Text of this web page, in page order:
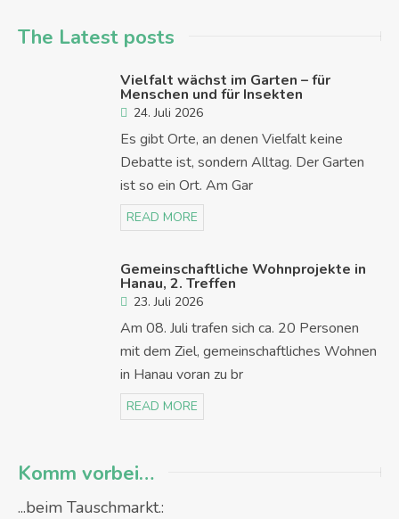
The Latest posts
Vielfalt wächst im Garten – für
Menschen und für Insekten
24. Juli 2026
Es gibt Orte, an denen Vielfalt keine
Debatte ist, sondern Alltag. Der Garten
ist so ein Ort. Am Gar
READ MORE
Gemeinschaftliche Wohnprojekte in
Hanau, 2. Treffen
23. Juli 2026
Am 08. Juli trafen sich ca. 20 Personen
mit dem Ziel, gemeinschaftliches Wohnen
in Hanau voran zu br
READ MORE
Komm vorbei…
...beim Tauschmarkt.: